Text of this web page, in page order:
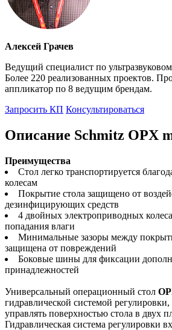
Алексей Грачев
Ведущий специалист по
Более 220 реализованных проектов.
аппликатор по 8 ведущим брендам.
Запросить КП Консультироваться
Описание Schmitz OPX
Преимущества
Стол легко транспортируется
колесам
Покрытие стола защищено от
дезинфицирующих средств
4 двойных электроприводных
попадания влаги
Минимальные зазоры между
защищена от повреждений
Боковые шины для фиксации
принадлежностей
Универсальный операционный стол
гидравлической системой
управлять поверхностью стола в двух
Гидравлическая система регулировки